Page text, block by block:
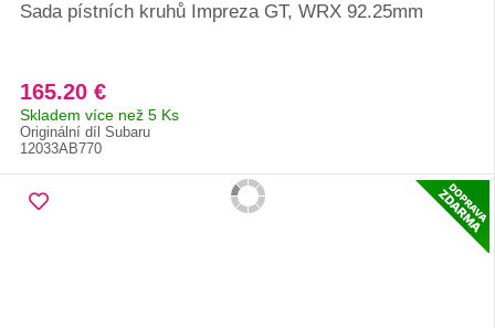
Sada pístních kruhů Impreza GT, WRX 92.25mm
165.20 €
Skladem více než 5 Ks
Originální díl Subaru
12033AB770